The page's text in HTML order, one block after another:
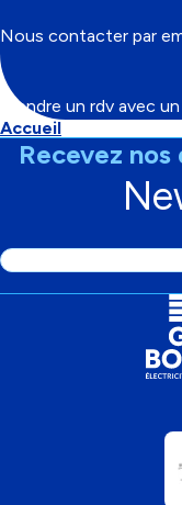
Nous contacter par
Prendre un rdv avec
Fil
d'Ariane
Accueil
Recevez
Adresse